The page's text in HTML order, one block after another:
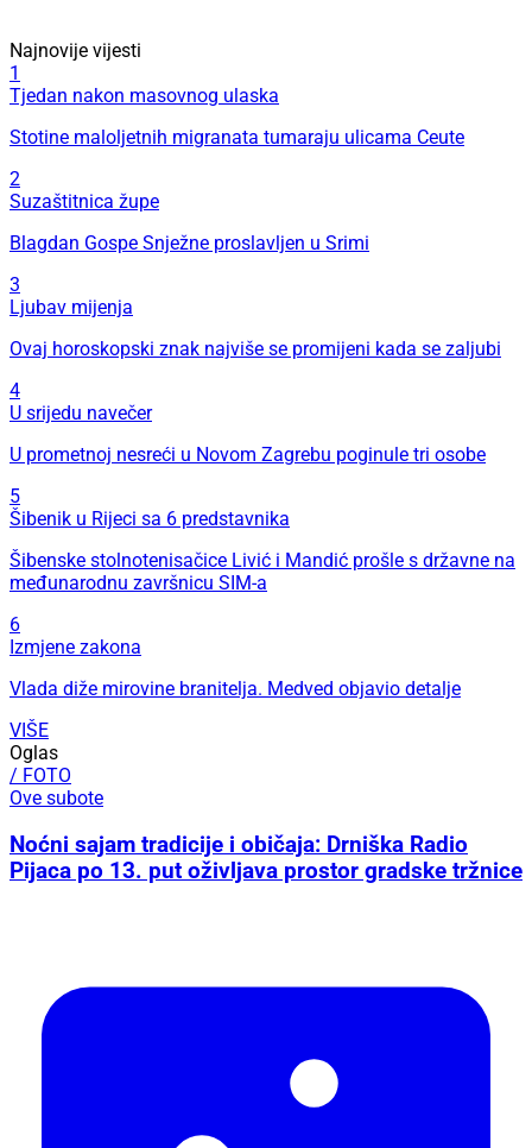
Najnovije vijesti
1
Tjedan nakon masovnog ulaska
Stotine maloljetnih migranata tumaraju ulicama Ceute
2
Suzaštitnica župe
Blagdan Gospe Snježne proslavljen u Srimi
3
Ljubav mijenja
Ovaj horoskopski znak najviše se promijeni kada se zaljubi
4
U srijedu navečer
U prometnoj nesreći u Novom Zagrebu poginule tri osobe
5
Šibenik u Rijeci sa 6 predstavnika
Šibenske stolnotenisačice Livić i Mandić prošle s državne na
međunarodnu završnicu SIM-a
6
Izmjene zakona
Vlada diže mirovine branitelja. Medved objavio detalje
VIŠE
Oglas
/ FOTO
Ove subote
Noćni sajam tradicije i običaja: Drniška Radio
Pijaca po 13. put oživljava prostor gradske tržnice